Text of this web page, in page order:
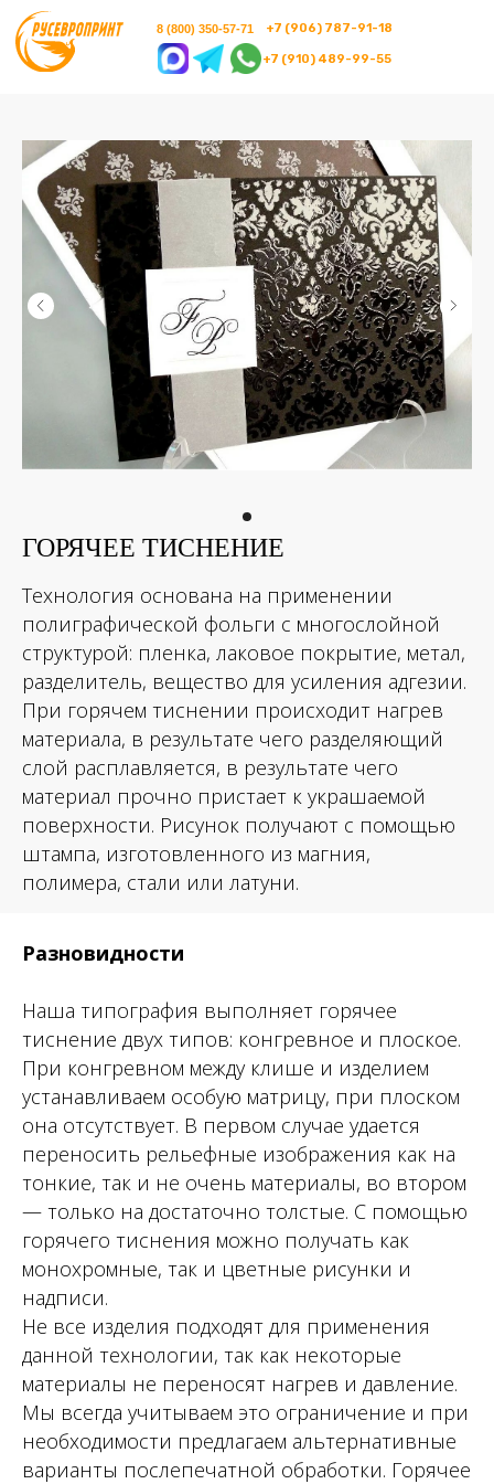
+7 (910) 489-99-55
8 (800) 350-57-71
ГОРЯЧЕЕ ТИСНЕНИЕ
Технология основана на применении
полиграфической фольги с многослойной
структурой: пленка, лаковое покрытие, метал,
разделитель, вещество для усиления адгезии.
При горячем тиснении происходит нагрев
материала, в результате чего разделяющий
слой расплавляется, в результате чего
материал прочно пристает к украшаемой
поверхности. Рисунок получают с помощью
штампа, изготовленного из магния,
полимера, стали или латуни.
Разновидности
Наша типография выполняет горячее
тиснение двух типов: конгревное и плоское.
При конгревном между клише и изделием
устанавливаем особую матрицу, при плоском
она отсутствует. В первом случае удается
переносить рельефные изображения как на
тонкие, так и не очень материалы, во втором
— только на достаточно толстые. С помощью
горячего тиснения можно получать как
монохромные, так и цветные рисунки и
надписи.
Не все изделия подходят для применения
данной технологии, так как некоторые
материалы не переносят нагрев и давление.
Мы всегда учитываем это ограничение и при
необходимости предлагаем альтернативные
варианты послепечатной обработки. Горячее